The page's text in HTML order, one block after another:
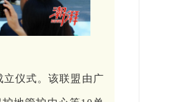
仪式。该联盟由广